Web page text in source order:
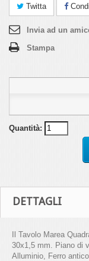
Twitta
Invia ad un
Stampa
Quantità:
DETTAGLI
Il Tavolo Marea
30x1,5 mm. Piano di
Alluminio, Ferro